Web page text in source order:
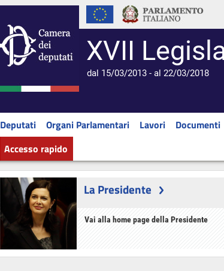
XVII
dal 15/03/2013 - al 22/03/2018
Deputati Organi Parlamentari Lavori Documenti
Accesso rapido
La Presidente
Vai alla home page della Presidente